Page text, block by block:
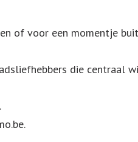
of voor een momentje
die centraal